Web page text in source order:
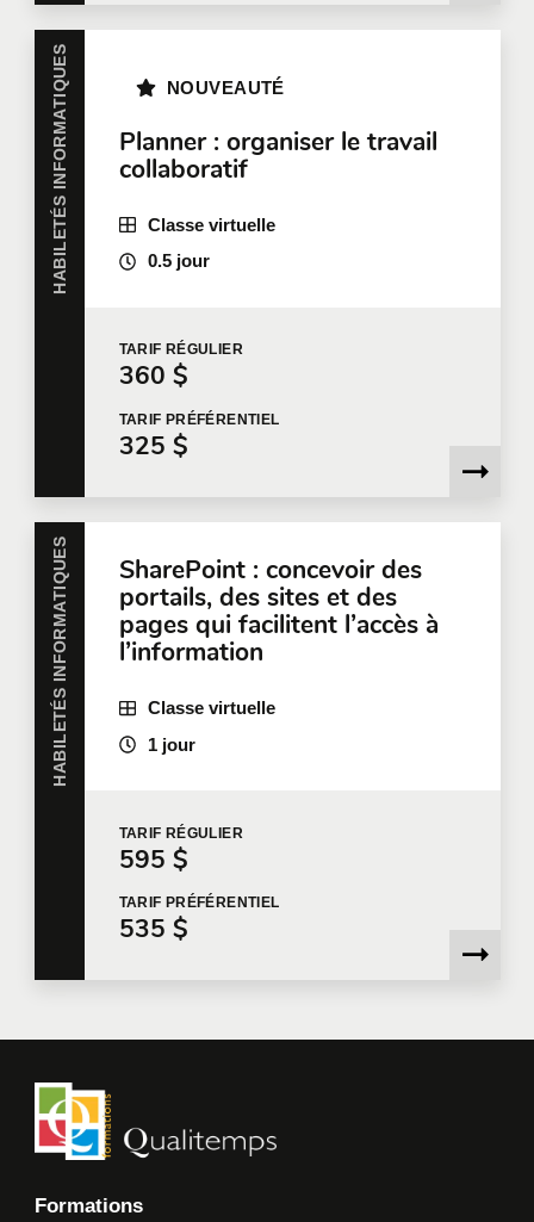
Dites-nous en plus
Votre fonction
Localisation pour la formation
En cochant cette case, je confirme avoir lu et accepté
Politique de confidentialité de Qualitemps
des informations sur la manière dont mes informations
personnelles seront utilisées après leur collecte.
Veuillez noter que si vous n'acceptez pas les termes
Qualitemps ne disposera pas des informations
nécessaires pour évaluer votre demande, vous
contacter pour faire suite à votre demande, ou vous
Je souhaite que Qualitemps m'envoie des
communications commerciales.
HABILETÉS INFORMATIQUES Planner : organiser le travail
collaboratif
NOUVEAUTÉ
Classe virtuelle
0.5 jour
TARIF RÉGULIER
360 $
TARIF PRÉFÉRENTIEL
325 $
HABILETÉS INFORMATIQUES SharePoint : concevoir des
portails, des sites et des
pages qui facilitent l’accès à
l’information
Classe virtuelle
1 jour
TARIF RÉGULIER
595 $
TARIF PRÉFÉRENTIEL
535 $
Formations